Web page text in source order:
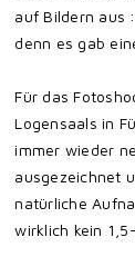
auf Bildern aus
denn es gab
Für das
Logensaals in
immer wieder
ausgezeichnet
natürliche
wirklich kein